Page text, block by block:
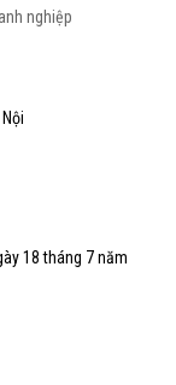
nghiệp
18 tháng 7 năm